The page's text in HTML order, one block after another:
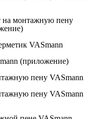
на монтажную пену
VASmann
(приложение)
пену VASmann
пену VASmann